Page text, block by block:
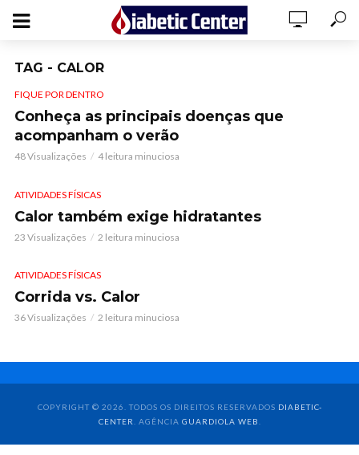
TAG - CALOR
FIQUE POR DENTRO
Conheça as principais doenças que
acompanham o verão
48 Visualizações 4 leitura minuciosa
ATIVIDADES FÍSICAS
Calor também exige hidratantes
23 Visualizações 2 leitura minuciosa
ATIVIDADES FÍSICAS
Corrida vs. Calor
36 Visualizações 2 leitura minuciosa
COPYRIGHT © 2026. TODOS OS DIREITOS RESERVADOS DIABETIC-
CENTER
. AGÊNCIA GUARDIOLA WEB